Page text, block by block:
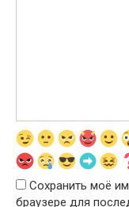
Сохранить моё
браузере для